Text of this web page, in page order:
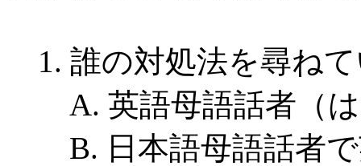
1. 誰の対処法を尋ね
A. 英語母語話者（は
B. 日本語母語話者で